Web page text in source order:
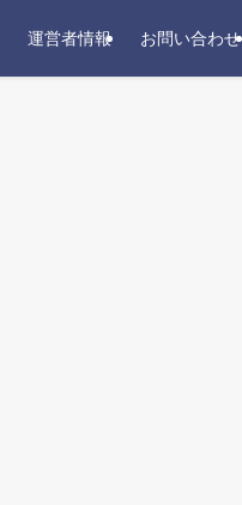
運営者情報 お問い合わせ